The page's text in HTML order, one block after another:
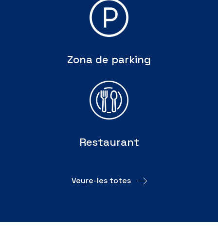
Zona de parking
Restaurant
Veure-les totes